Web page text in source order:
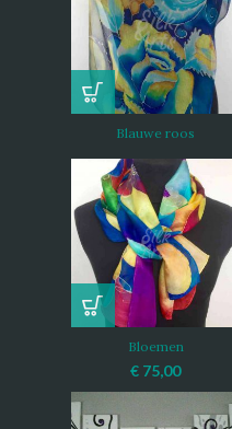
Blauwe roos
Bloemen
€ 75,00